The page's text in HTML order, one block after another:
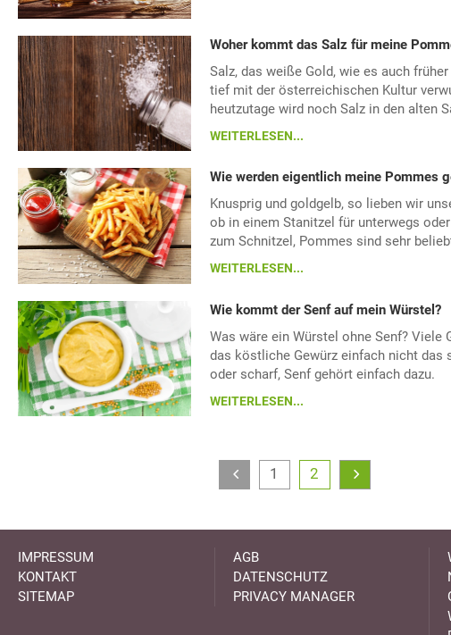
Woher kommt das Salz für meine
Salz, das weiße Gold, wie es auch
tief mit der österreichischen Kultur
heutzutage wird noch Salz in den alten
WEITERLESEN...
Wie werden eigentlich meine Pommes
Knusprig und goldgelb, so lieben wir
ob in einem Stanitzel für unterwegs
zum Schnitzel, Pommes sind sehr
WEITERLESEN...
Wie kommt der Senf auf mein Würstel?
Was wäre ein Würstel ohne Senf? Viele
das köstliche Gewürz einfach nicht das
oder scharf, Senf gehört einfach dazu.
WEITERLESEN...
1 2
IMPRESSUM
KONTAKT
SITEMAP
AGB
DATENSCHUTZ
PRIVACY MANAGER